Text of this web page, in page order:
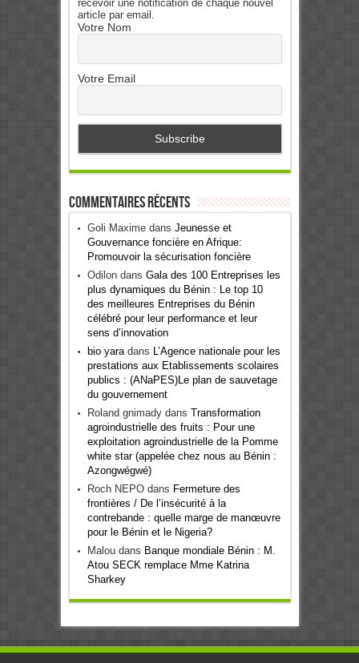
recevoir une notification de chaque nouvel
article par email.
Votre Nom
Votre Email
Commentaires récents
Goli Maximedans Jeunesse et
Gouvernance foncière en Afrique:
Promouvoir la sécurisation foncière
Odilondans Gala des 100 Entreprises les
plus dynamiques du Bénin : Le top 10
des meilleures Entreprises du Bénin
célébré pour leur performance et leur
sens d’innovation
bio yaradans L’Agence nationale pour les
prestations aux Etablissements scolaires
publics : (ANaPES)Le plan de sauvetage
du gouvernement
Roland gnimadydans Transformation
agroindustrielle des fruits : Pour une
exploitation agroindustrielle de la Pomme
white star (appelée chez nous au Bénin :
Azongwégwé)
Roch NEPOdans Fermeture des
frontières / De l’insécurité à la
contrebande : quelle marge de manœuvre
pour le Bénin et le Nigeria?
Maloudans Banque mondiale Bénin : M.
Atou SECK remplace Mme Katrina
Sharkey